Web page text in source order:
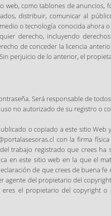
como tablones de anuncios,
distribuir, comunicar al
o tecnología conocida ahora
derecho, incluyendo
de conceder la licencia
perjuicio de lo anterior, el
Será responsable de
no autorizado de su registro o
o copiado a este sitio Web
con la firma
trabajo registrado que crees
en este sitio web en la que el
de que crees de buena
del propietario del
el propietario del copyright